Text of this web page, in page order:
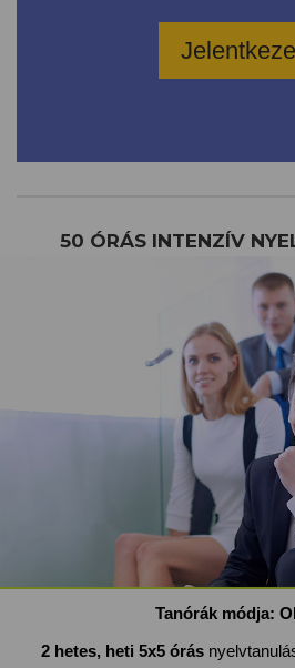
50 ÓRÁS INTENZÍV
Tanórák módja:
2 hetes, heti 5x5 órás